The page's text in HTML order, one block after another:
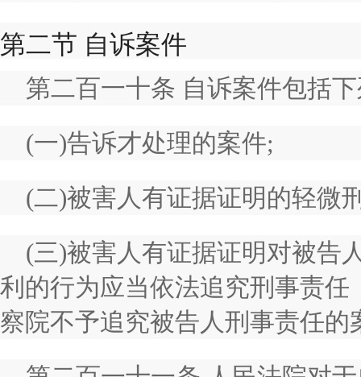
第二节 自诉案件
第二百一十条 自诉案件包括
(一)告诉才处理的案件;
(二)被害人有证据证明的轻微
(三)被害人有证据证明对被告
利的行为应当依法追究刑事责
察院不予追究被告人刑事责任的